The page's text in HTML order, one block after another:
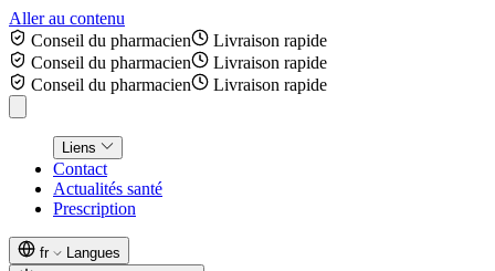
Aller au contenu
Conseil du pharmacien
Livraison rapide
Conseil du pharmacien
Livraison rapide
Conseil du pharmacien
Livraison rapide
Liens
Contact
Actualités santé
Prescription
fr
Langues